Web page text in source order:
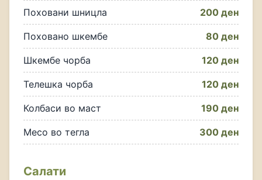
Поховани шницла 200 ден
Поховано шкембе 80 ден
Шкембе чорба 120 ден
Телешка чорба 120 ден
Колбаси во маст 190 ден
Месо во тегла 300 ден
Салати